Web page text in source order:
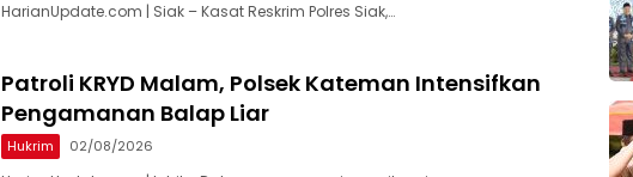
HarianUpdate.com | Siak – Kasat Reskrim Polres Siak,…
Patroli KRYD Malam, Polsek Kateman Intensifkan
Pengamanan Balap Liar
Hukrim 02/08/2026